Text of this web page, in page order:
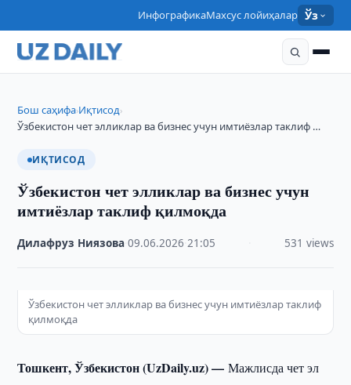
ИнфографикаМахсус лойиҳалар Ўз
Бош саҳифа›Иқтисод›
Ўзбекистон чет элликлар ва бизнес учун имтиёзлар таклиф …
ИҚТИСОД
Ўзбекистон чет элликлар ва бизнес учун
имтиёзлар таклиф қилмоқда
Дилафруз Ниязова ·09.06.2026 ·21:05 531 views
Ўзбекистон чет элликлар ва бизнес учун имтиёзлар таклиф
қилмоқда
Тошкент, Ўзбекистон (UzDaily.uz) —Мажлисда чет эл